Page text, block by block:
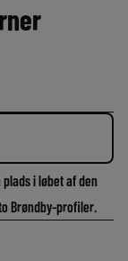
i løbet af den
Brøndby-profiler.